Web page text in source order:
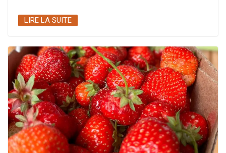
LIRE LA SUITE